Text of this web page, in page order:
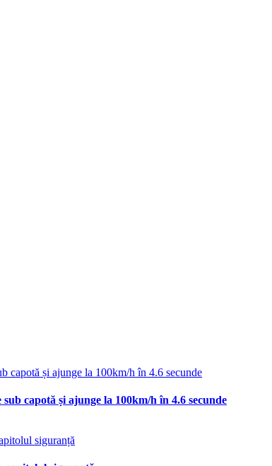
capotă și ajunge la 100km/h în 4.6 secunde